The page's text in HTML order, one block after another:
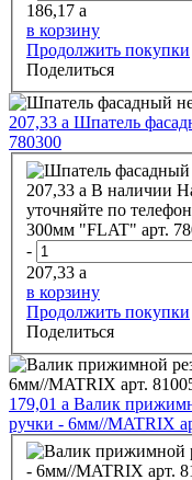
186,17 a
в корзину
Продолжить покупки
Поделиться
207,33 a Шпатель
780300
207,33 a В наличии
уточняйте по
300мм "FLAT"
-
207,33 a
в корзину
Продолжить покупки
Поделиться
179,01 a Валик
ручки - 6мм//MATRIX